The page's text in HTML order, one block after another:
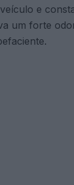
e
um forte